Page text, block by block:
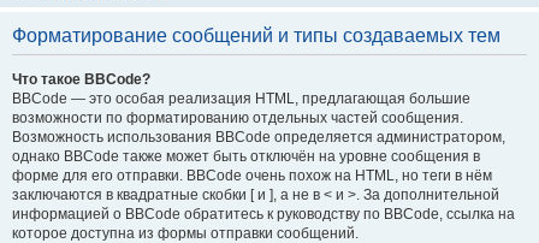
Форматирование сообщений и типы создаваемых тем
Что такое BBCode?
BBCode — это особая реализация HTML, предлагающая большие
возможности по форматированию отдельных частей сообщения.
Возможность использования BBCode определяется администратором,
однако BBCode также может быть отключён на уровне сообщения в
форме для его отправки. BBCode очень похож на HTML, но теги в нём
заключаются в квадратные скобки [ и ], а не в < и >. За дополнительной
информацией о BBCode обратитесь к руководству по BBCode, ссылка на
которое доступна из формы отправки сообщений.